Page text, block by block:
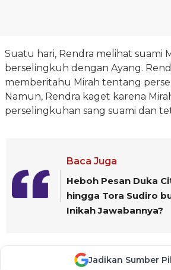
Suatu hari, Rendra melihat suami
berselingkuh dengan Ayang.
memberitahu Mirah tentang
Namun, Rendra kaget karena
perselingkuhan sang suami dan
Baca Juga
Heboh Pesan Duka
hingga Tora Sudiro
Inikah Jawabannya?
Jadikan Sumber